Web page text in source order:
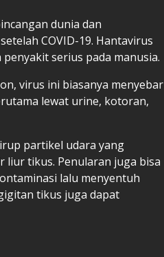
dunia dan
COVID-19. Hantavirus
serius pada manusia.
virus ini biasanya menyebar
lewat urine, kotoran,
partikel udara yang
tikus. Penularan juga bisa
lalu menyentuh
tikus juga dapat